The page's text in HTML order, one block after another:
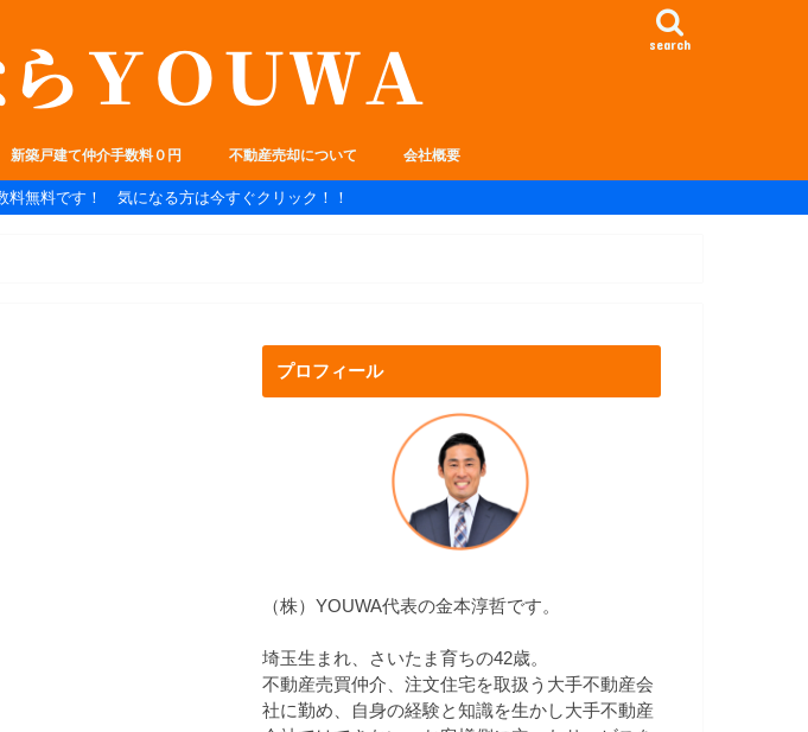
search
新築戸建て仲介手数料０円 不動産売却について 会社概要
料無料です！ 気になる方は今すぐクリック！！
プロフィール
（株）YOUWA代表の金本淳哲です。
埼玉生まれ、さいたま育ちの42歳。
不動産売買仲介、注文住宅を取扱う大手不動産会
社に勤め、自身の経験と知識を生かし大手不動産